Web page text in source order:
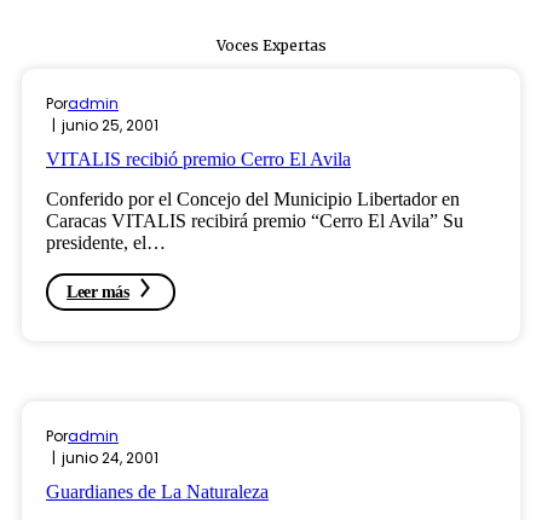
Voces Expertas
Poradmin
junio 25, 2001
VITALIS recibió premio Cerro El Avila
Conferido por el Concejo del Municipio Libertador en
Caracas VITALIS recibirá premio “Cerro El Avila” Su
presidente, el…
Leer más
Poradmin
junio 24, 2001
Guardianes de La Naturaleza